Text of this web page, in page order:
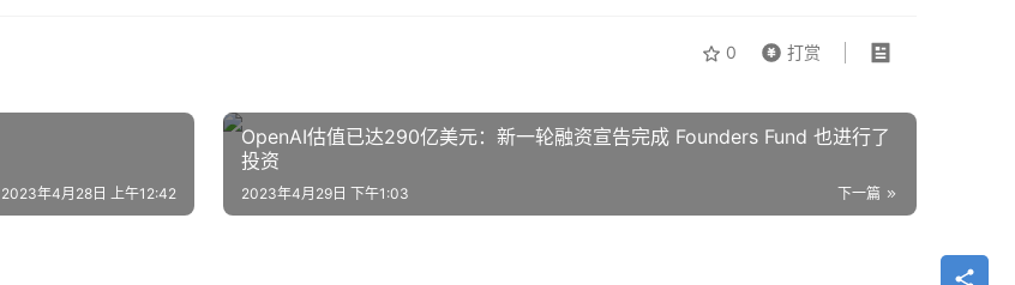
0 打赏
2023年4月28日 上午12:42
OpenAI估值已达290亿美元：新一轮融资宣告完成 Founders Fund 也进行了
投资
下一篇
2023年4月29日 下午1:03